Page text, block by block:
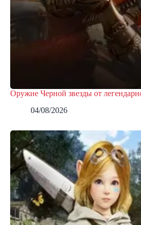
Оружие Черной звезды от
04/08/2026